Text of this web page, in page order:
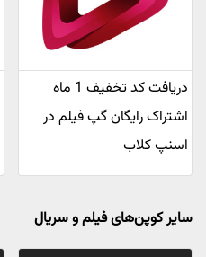
دریافت کد تخفیف 1 ماه
اشتراک رایگان گپ فیلم در
اسنپ کلاب
سایر کوپن‌های فیلم و سریال